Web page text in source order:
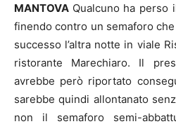
MANTOVA Qualcuno ha perso
finendo contro un semaforo
successo l’altra notte in viale
ristorante Marechiaro. Il
avrebbe però riportato
sarebbe quindi allontanato
non il semaforo semi-